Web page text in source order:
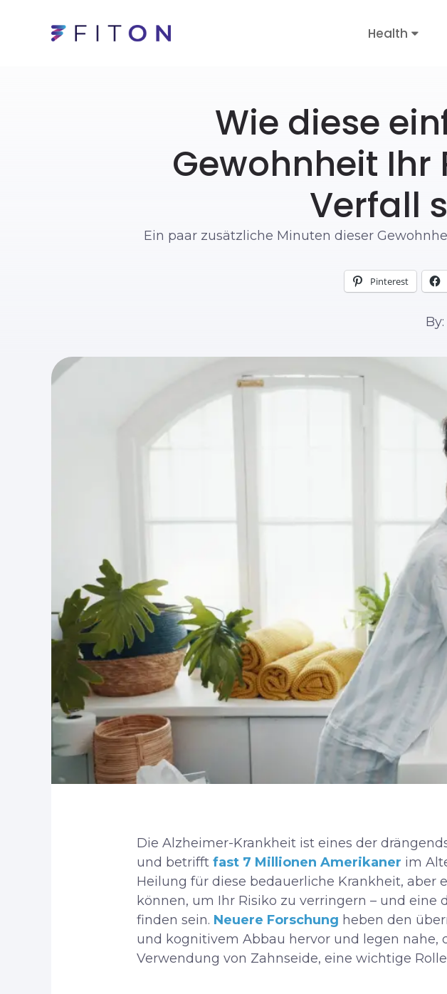
Health
Wie diese
Gewohnheit Ihr
Verfall
Ein paar zusätzliche Minuten dieser
Pinterest
Die Alzheimer-Krankheit ist eines der
und betrifft fast 7 Millionen Amerikaner im
Heilung für diese bedauerliche Krankheit, aber
können, um Ihr Risiko zu verringern – und
finden sein. Neuere Forschung heben den
und kognitivem Abbau hervor und legen nahe,
Verwendung von Zahnseide, eine wichtige